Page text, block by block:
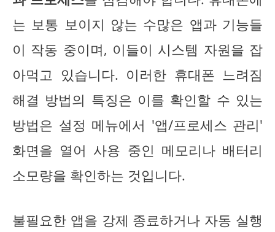
는 보통 보이지 않는 수많은 앱과 기능들
이 작동 중이며, 이들이 시스템 자원을 잡
아먹고 있습니다. 이러한 휴대폰 느려짐
해결 방법의 특징은 이를 확인할 수 있는
방법은 설정 메뉴에서 '앱/프로세스 관리'
화면을 열어 사용 중인 메모리나 배터리
소모량을 확인하는 것입니다.
불필요한 앱을 강제 종료하거나 자동 실행